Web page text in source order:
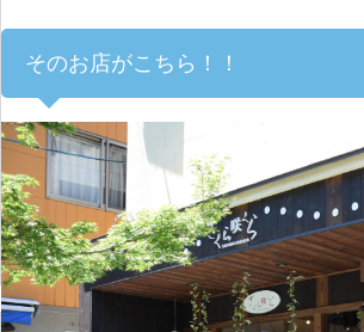
そのお店がこちら！！